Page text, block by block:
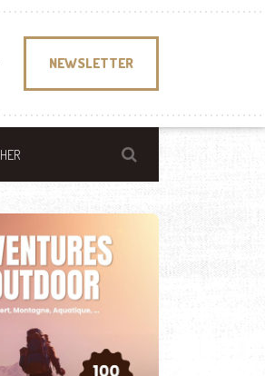
NEWSLETTER